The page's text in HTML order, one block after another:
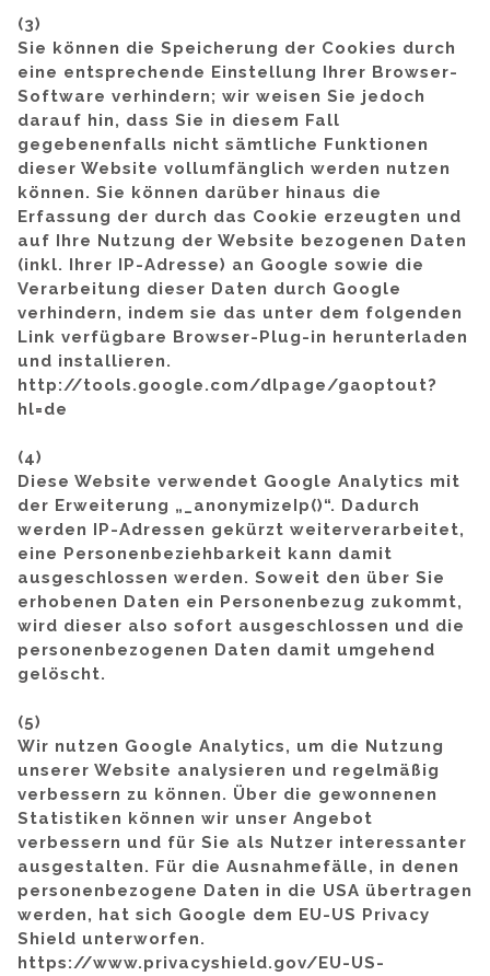
(3)
Sie können die Speicherung der Cookies durch
eine entsprechende Einstellung Ihrer Browser-
Software verhindern; wir weisen Sie jedoch
darauf hin, dass Sie in diesem Fall
gegebenenfalls nicht sämtliche Funktionen
dieser Website vollumfänglich werden nutzen
können. Sie können darüber hinaus die
Erfassung der durch das Cookie erzeugten und
auf Ihre Nutzung der Website bezogenen Daten
(inkl. Ihrer IP-Adresse) an Google sowie die
Verarbeitung dieser Daten durch Google
verhindern, indem sie das unter dem folgenden
Link verfügbare Browser-Plug-in herunterladen
und installieren.
http://tools.google.com/dlpage/gaoptout?
hl=de
(4)
Diese Website verwendet Google Analytics mit
der Erweiterung „_anonymizeIp()“. Dadurch
werden IP-Adressen gekürzt weiterverarbeitet,
eine Personenbeziehbarkeit kann damit
ausgeschlossen werden. Soweit den über Sie
erhobenen Daten ein Personenbezug zukommt,
wird dieser also sofort ausgeschlossen und die
personenbezogenen Daten damit umgehend
gelöscht.
(5)
Wir nutzen Google Analytics, um die Nutzung
unserer Website analysieren und regelmäßig
verbessern zu können. Über die gewonnenen
Statistiken können wir unser Angebot
verbessern und für Sie als Nutzer interessanter
ausgestalten. Für die Ausnahmefälle, in denen
personenbezogene Daten in die USA übertragen
werden, hat sich Google dem EU-US Privacy
Shield unterworfen.
https://www.privacyshield.gov/EU-US-